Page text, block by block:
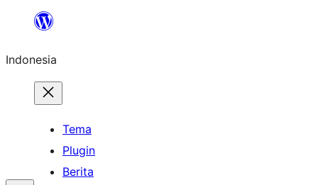
Lewati
konten
Indonesia
Tema
Plugin
Berita